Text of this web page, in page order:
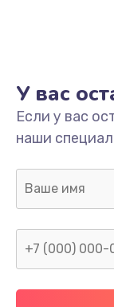
У вас
Если у вас
наши